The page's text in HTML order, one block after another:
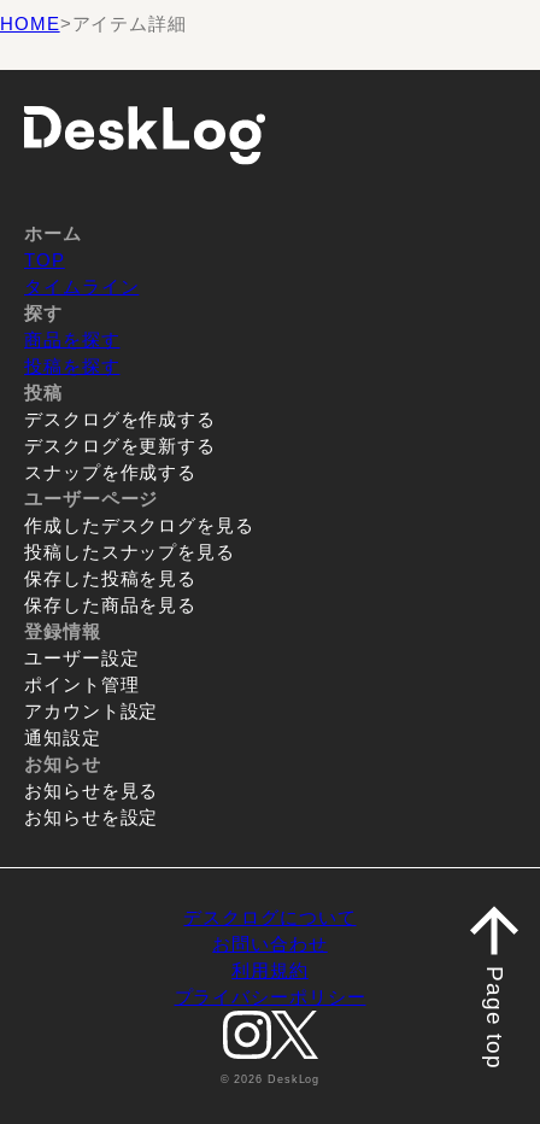
HOME>アイテム詳細
ホーム
TOP
タイムライン
探す
商品を探す
投稿を探す
投稿
デスクログを作成する
デスクログを更新する
スナップを作成する
ユーザーページ
作成したデスクログを見る
投稿したスナップを見る
保存した投稿を見る
保存した商品を見る
登録情報
ユーザー設定
ポイント管理
アカウント設定
通知設定
お知らせ
お知らせを見る
お知らせを設定
デスクログについて
お問い合わせ
利用規約
プライバシーポリシー
© 2026 DeskLog
Page top